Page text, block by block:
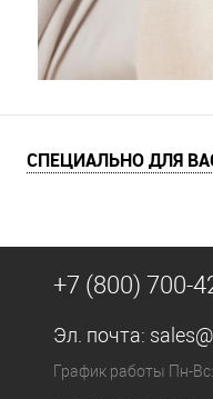
СПЕЦИАЛЬНО ДЛЯ
+7 (800) 700-
Эл. почта:
График работы Пн-